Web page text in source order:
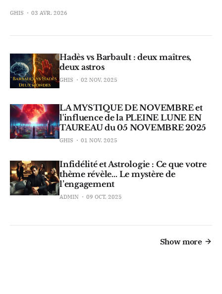
GHIS 03 AVR. 2026
Hadès vs Barbault : deux maîtres,
deux astros
GHIS 02 NOV. 2025
LA MYSTIQUE DE NOVEMBRE et
l'influence de la PLEINE LUNE EN
TAUREAU du 05 NOVEMBRE 2025
GHIS 01 NOV. 2025
Infidélité et Astrologie : Ce que votre
thème révèle… Le mystère de
l’engagement
ADMIN 09 OCT. 2025
Show more